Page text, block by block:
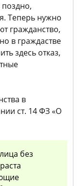
Теперь нужно
гражданство,
в граждастве
здесь отказ,
в
ст. 14 ФЗ «О
без